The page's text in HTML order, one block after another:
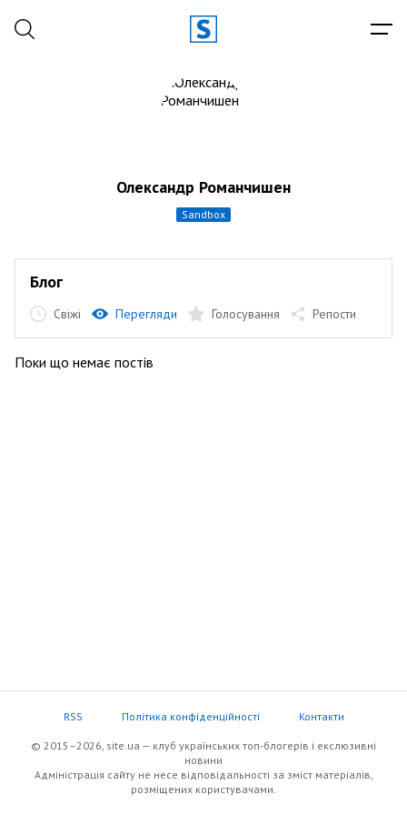
Олександр Романчишен
sandbox
Блог
Свіжі Перегляди Голосування Репости
Поки що немає постів
RSS Політика конфіденційності Контакти
© 2015–2026, site.ua — клуб українських топ-блогерів i екслюзивнi
новини
Адміністрація сайту не несе відповідальності за зміст матеріалів,
розміщених користувачами.